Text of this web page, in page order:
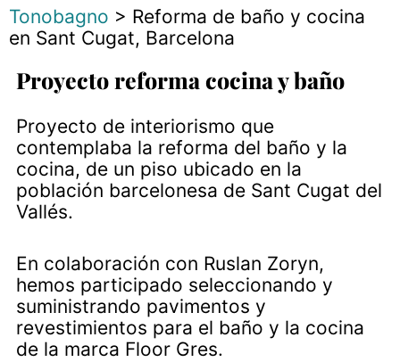
Tonobagno > Reforma de baño y cocina
en Sant Cugat, Barcelona
Proyecto reforma cocina y baño
Proyecto de interiorismo que
contemplaba la reforma del baño y la
cocina, de un piso ubicado en la
población barcelonesa de Sant Cugat del
Vallés.
En colaboración con Ruslan Zoryn,
hemos participado seleccionando y
suministrando pavimentos y
revestimientos para el baño y la cocina
de la marca Floor Gres.